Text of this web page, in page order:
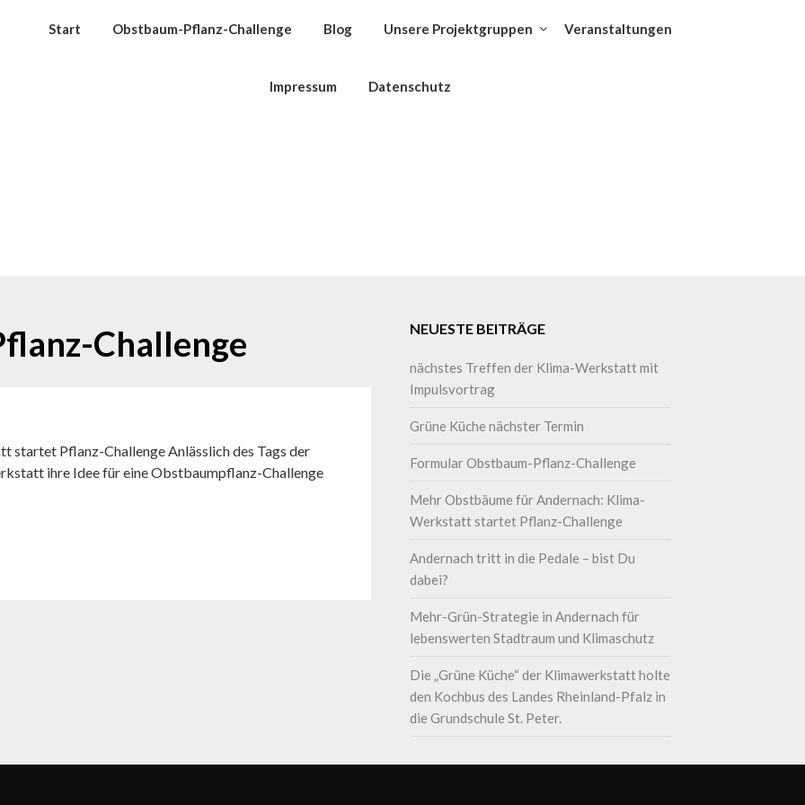
Start Obstbaum-Pflanz-Challenge Blog Unsere Projektgruppen Veranstaltungen
Impressum Datenschutz
Challenge
Pflanz-Challenge Anlässlich des Tags der
ihre Idee für eine Obstbaumpflanz-Challenge
NEUESTE BEITRÄGE
nächstes Treffen der Klima-Werkstatt mit
Impulsvortrag
Grüne Küche nächster Termin
Formular Obstbaum-Pflanz-Challenge
Mehr Obstbäume für Andernach: Klima-
Werkstatt startet Pflanz-Challenge
Andernach tritt in die Pedale – bist Du
dabei?
Mehr-Grün-Strategie in Andernach für
lebenswerten Stadtraum und Klimaschutz
Die „Grüne Küche“ der Klimawerkstatt holte
den Kochbus des Landes Rheinland-Pfalz in
die Grundschule St. Peter.